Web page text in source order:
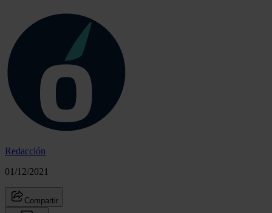
Redacción
01/12/2021
Compartir